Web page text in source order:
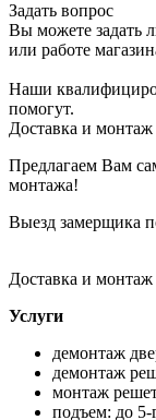
Задать вопрос
Вы можете задать
или работе
Наши
помогут.
Доставка и монтаж
Предлагаем Вам
монтажа!
Выезд замерщика
Доставка и
Услуги
демонтаж
демонтаж
монтаж
подъем: до 5-